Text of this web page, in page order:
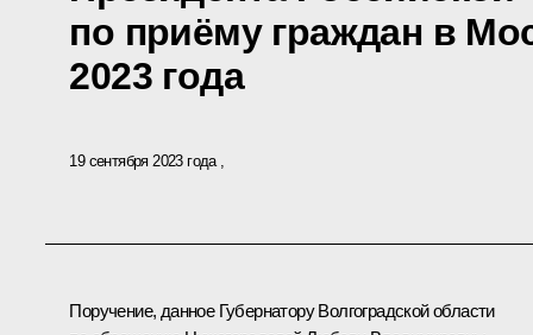
по приёму граждан в
2023 года
19 сентября 2023 года
Поручение, данное Губернатору Волгоградской области